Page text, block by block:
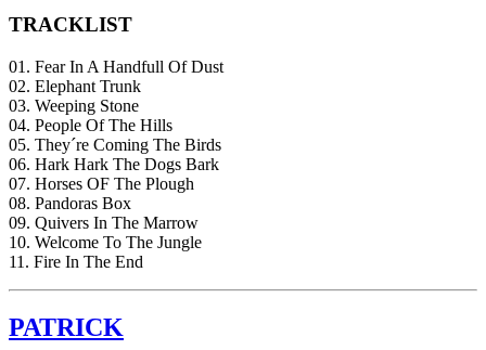
TRACKLIST
01. Fear In A Handfull Of Dust
02. Elephant Trunk
03. Weeping Stone
04. People Of The Hills
05. They´re Coming The Birds
06. Hark Hark The Dogs Bark
07. Horses OF The Plough
08. Pandoras Box
09. Quivers In The Marrow
10. Welcome To The Jungle
11. Fire In The End
PATRICK